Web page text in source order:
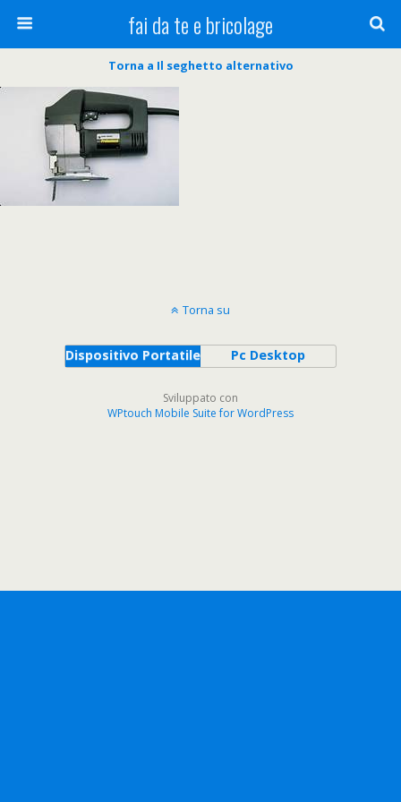
fai da te e bricolage
Torna a Il seghetto alternativo
Torna su
Dispositivo Portatile Pc Desktop
Sviluppato con
WPtouch Mobile Suite for WordPress